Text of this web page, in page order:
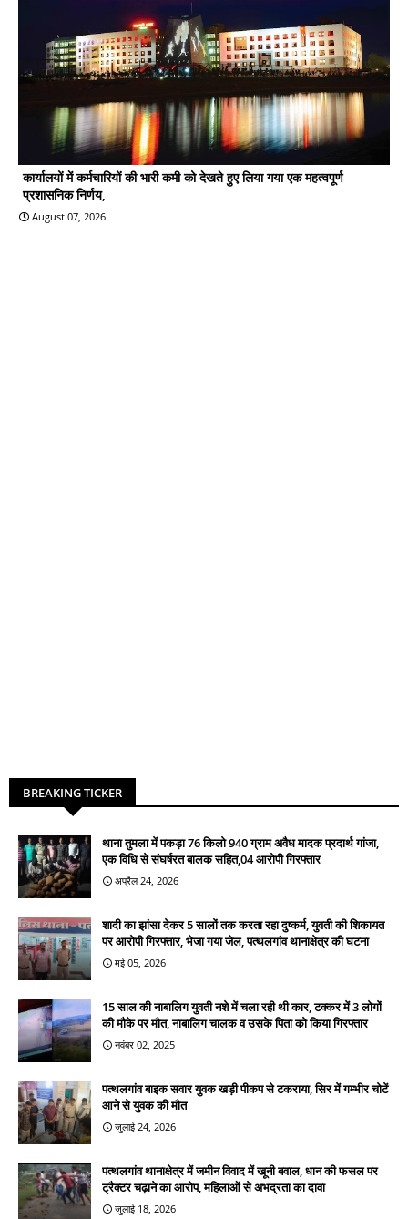
कार्यालयों में कर्मचारियों की भारी कमी को देखते हुए लिया गया एक महत्वपूर्ण
प्रशासनिक निर्णय,
August 07, 2026
BREAKING TICKER
थाना तुमला में पकड़ा 76 किलो 940 ग्राम अवैध मादक प्रदार्थ गांजा,
एक विधि से संघर्षरत बालक सहित,04 आरोपी गिरफ्तार
अप्रैल 24, 2026
शादी का झांसा देकर 5 सालों तक करता रहा दुष्कर्म, युवती की शिकायत
पर आरोपी गिरफ्तार, भेजा गया जेल, पत्थलगांव थानाक्षेत्र की घटना
मई 05, 2026
15 साल की नाबालिग युवती नशे में चला रही थी कार, टक्कर में 3 लोगों
की मौके पर मौत, नाबालिग चालक व उसके पिता को किया गिरफ्तार
नवंबर 02, 2025
पत्थलगांव बाइक सवार युवक खड़ी पीकप से टकराया, सिर में गम्भीर चोटें
आने से युवक की मौत
जुलाई 24, 2026
पत्थलगांव थानाक्षेत्र में जमीन विवाद में खूनी बवाल, धान की फसल पर
ट्रैक्टर चढ़ाने का आरोप, महिलाओं से अभद्रता का दावा
जुलाई 18, 2026